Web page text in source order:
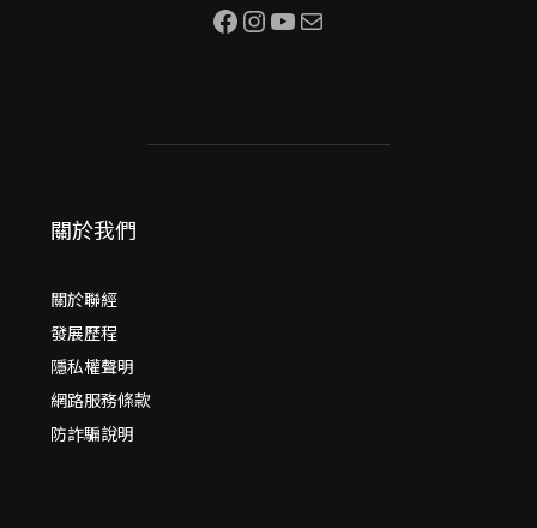
Facebook InstagramYouTube 電子郵件
關於我們
關於聯經
發展歷程
隱私權聲明
網路服務條款
防詐騙說明